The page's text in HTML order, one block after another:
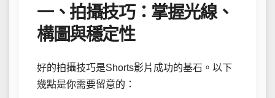
一、拍攝技巧：掌握光線、
構圖與穩定性
好的拍攝技巧是Shorts影片成功的基石。以下
幾點是你需要留意的：